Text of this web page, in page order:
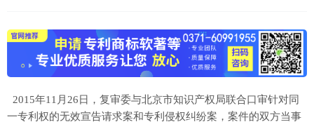
2015年11月26日，复审委与北京市知识产权局联合口审针对同
一专利权的无效宣告请求案和专利侵权纠纷案，案件的双方当事